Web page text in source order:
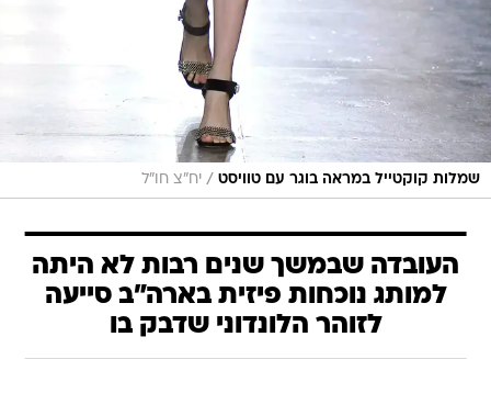
שמלות קוקטייל במראה בוגר עם טוויסט / יח"צ חו"ל
העובדה שבמשך שנים רבות לא היתה
למותג נוכחות פיזית בארה"ב סייעה
לזוהר הלונדוני שדבק בו